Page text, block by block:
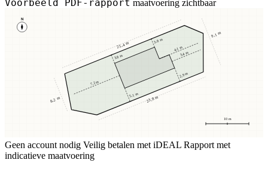
Voorbeeld PDF-rapport maatvoering zichtbaar
N
10 m
3,8 m
3,8 m
5,1 m
2,9 m
7,2 m
3,4 m
4,1 m
25,4 m
23,8 m
8,2 m
9,1 m
Geen account nodig Veilig betalen met iDEAL Rapport met
indicatieve maatvoering